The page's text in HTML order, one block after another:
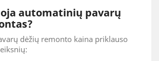
automatinių pavarų
dėžių remonto kaina priklauso